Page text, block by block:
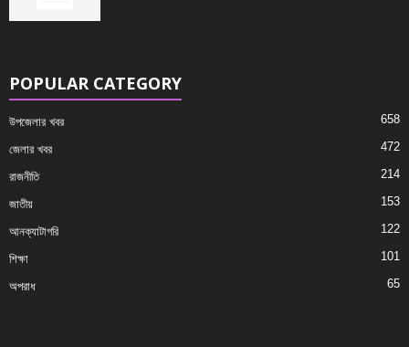
POPULAR CATEGORY
উপজেলার খবর 658
জেলার খবর 472
রাজনীতি 214
জাতীয় 153
আনক্যাটাগরি 122
শিক্ষা 101
অপরাধ 65